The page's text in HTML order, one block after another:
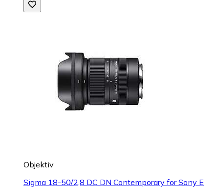
Objektiv
Sigma 18-50/2,8 DC DN Contemporary for Sony E